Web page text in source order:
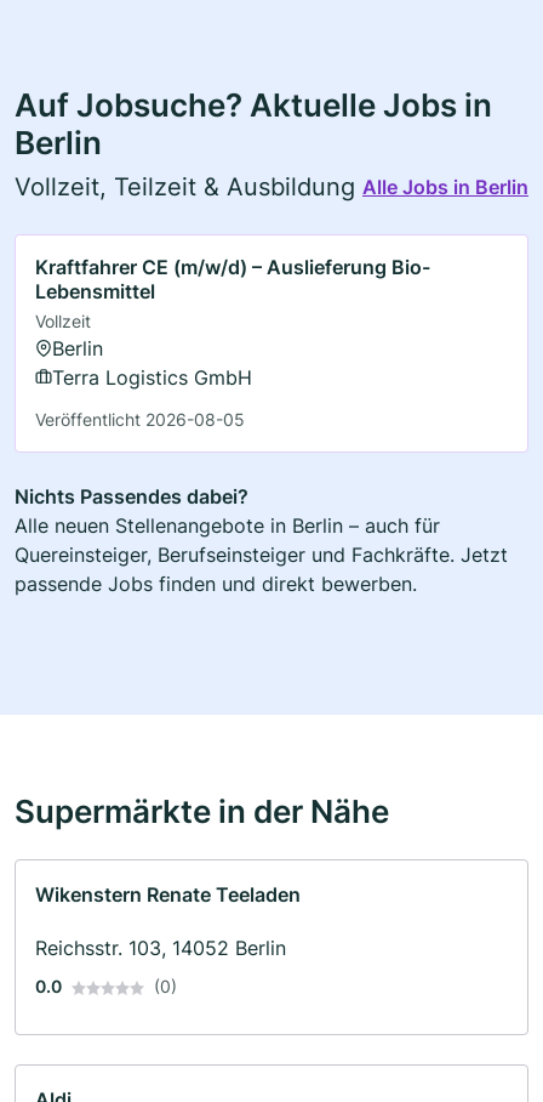
Auf Jobsuche? Aktuelle Jobs in
Berlin
Vollzeit, Teilzeit & Ausbildung Alle Jobs in Berlin
Kraftfahrer CE (m/w/d) – Auslieferung Bio-
Lebensmittel
Vollzeit
Berlin
Terra Logistics GmbH
Veröffentlicht 2026-08-05
Nichts Passendes dabei?
Alle neuen Stellenangebote in Berlin – auch für
Quereinsteiger, Berufseinsteiger und Fachkräfte. Jetzt
passende Jobs finden und direkt bewerben.
Supermärkte in der Nähe
Wikenstern Renate Teeladen
Reichsstr. 103, 14052 Berlin
0.0 (0)